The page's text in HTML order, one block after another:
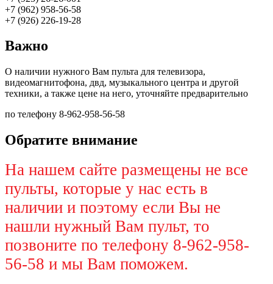
+7 (962) 958-56-58
+7 (926) 226-19-28
Важно
О наличии нужного Вам пульта для телевизора,
видеомагнитофона, двд, музыкального центра и другой
техники, а также цене на него, уточняйте предварительно
по телефону 8-962-958-56-58
Обратите внимание
На нашем сайте размещены не все
пульты, которые у нас есть в
наличии и поэтому если Вы не
нашли нужный Вам пульт, то
позвоните по телефону 8-962-958-
56-58 и мы Вам поможем.